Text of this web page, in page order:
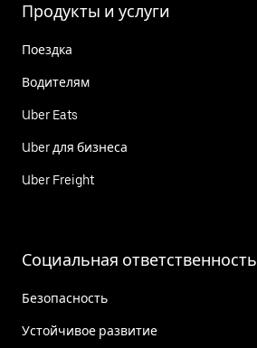
Продукты и услуги
Поездка
Водителям
Uber Eats
Uber для бизнеса
Uber Freight
Социальная ответственность
Безопасность
Устойчивое развитие